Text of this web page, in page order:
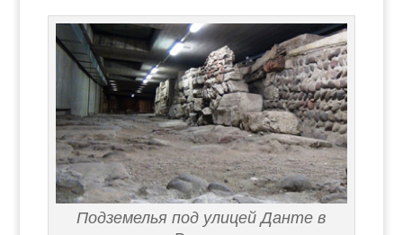
Подземелья под улицей Данте в